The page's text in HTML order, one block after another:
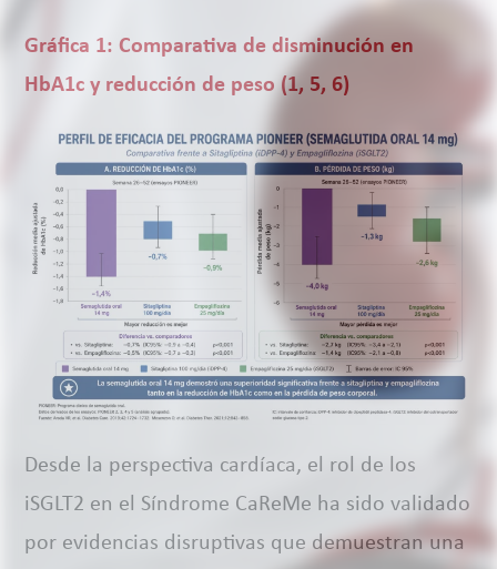
Gráfica 1: Comparativa de disminución en
HbA1c y reducción de peso (1, 5, 6)
Desde la perspectiva cardíaca, el rol de los
iSGLT2 en el Síndrome CaReMe ha sido validado
por evidencias disruptivas que demuestran una